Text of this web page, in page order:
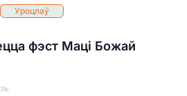
Уроцлаў
фэст Маці Божай